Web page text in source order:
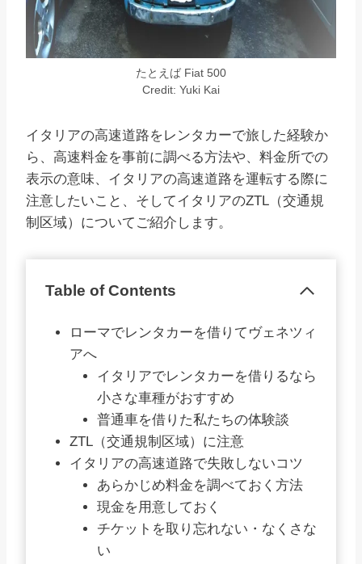
たとえば Fiat 500
Credit: Yuki Kai
イタリアの高速道路をレンタカーで旅した経験か
ら、高速料金を事前に調べる方法や、料金所での
表示の意味、イタリアの高速道路を運転する際に
注意したいこと、そしてイタリアのZTL（交通規
制区域）についてご紹介します。
Table of Contents
ローマでレンタカーを借りてヴェネツィ
アへ
イタリアでレンタカーを借りるなら
小さな車種がおすすめ
普通車を借りた私たちの体験談
ZTL（交通規制区域）に注意
イタリアの高速道路で失敗しないコツ
あらかじめ料金を調べておく方法
現金を用意しておく
チケットを取り忘れない・なくさな
い